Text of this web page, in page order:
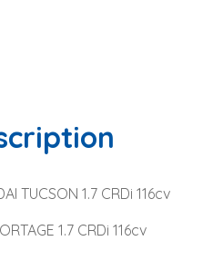
TUCSON 1.7 CRDi 116cv
1.7 CRDi 116cv